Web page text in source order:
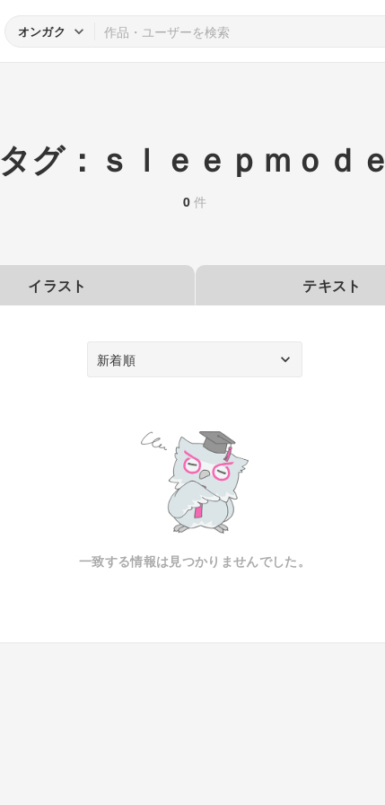
オンガク
タグ：ｓｌｅｅｐｍｏｄｅ
0 件
イラスト テキスト
新着順
一致する情報は見つかりませんでした。